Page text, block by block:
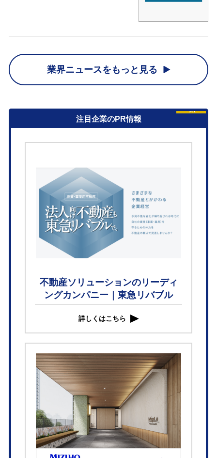
業界ニュースをもっと見る
注目企業のPR情報
PR
不動産ソリューションのリーディ
ングカンパニー｜東急リバブル
詳しくはこちら